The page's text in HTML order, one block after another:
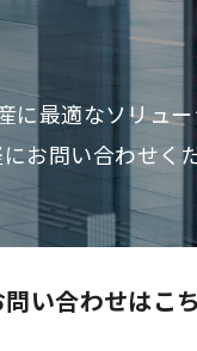
に最適なソリュ
お問い合わせく
問い合わせはこ